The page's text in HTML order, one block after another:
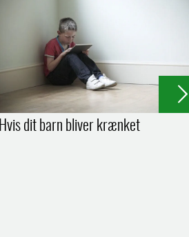
Hvis dit barn bliver krænket